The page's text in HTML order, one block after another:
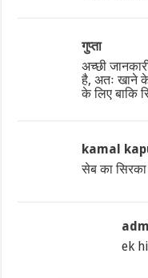
गुप्ता
अच्छी
है, अतः खाने
के लिए बाकि
kamal
सेब का
ek